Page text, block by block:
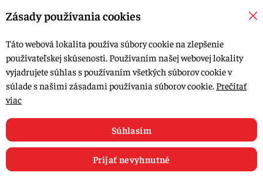
Eurofondy 2022/2023
Kontakt
© 2015-2026, LIANA GOLIAŠ s.r.o. všetky práva vyhradené.
Upraviť nastavenia Cookies
Zásady používania cookies
Táto webová lokalita používa súbory cookie na zlepšenie
používateľskej skúsenosti. Používaním našej webovej lokality
vyjadrujete súhlas s používaním všetkých súborov cookie v
súlade s našimi zásadami používania súborov cookie. Prečítať
viac
Súhlasím
Prijať nevyhnutné